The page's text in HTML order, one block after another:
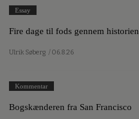
Essay
Fire dage til fods gennem historien
Ulrik Søberg / 06.8.26
Kommentar
Bogskænderen fra San Francisco